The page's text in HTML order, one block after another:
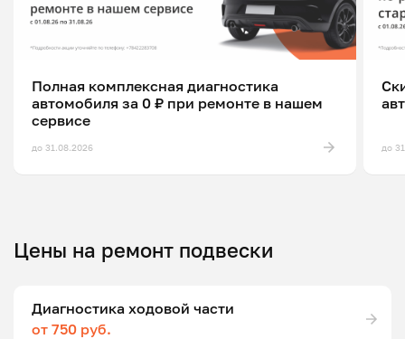
Полная комплексная диагностика
автомобиля за 0 ₽ при ремонте в нашем
сервисе
до 31.08.2026 до
Цены на ремонт подвески
Диагностика ходовой части
от 750 руб.